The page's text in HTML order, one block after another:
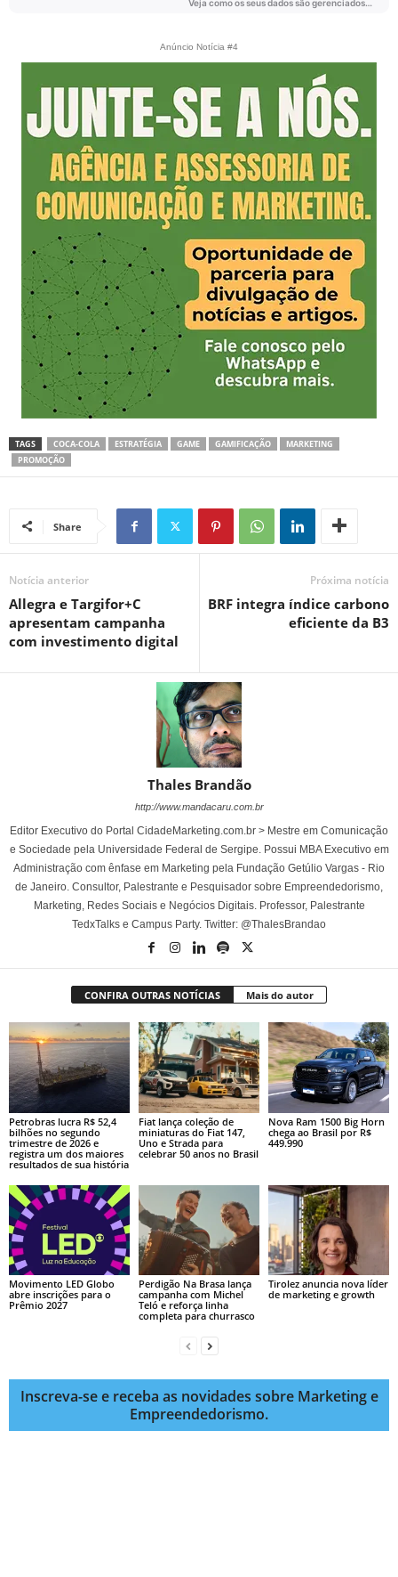
Anúncio Notícia #4
TAGS COCA-COLA ESTRATÉGIA GAME GAMIFICAÇÃO
MARKETING
PROMOÇÃO
Share
Notícia anterior
Allegra e Targifor+C
apresentam campanha
com investimento digital
Próxima notícia
BRF integra índice carbono
eficiente da B3
Thales Brandão
http://www.mandacaru.com.br
Editor Executivo do Portal CidadeMarketing.com.br > Mestre em Comunicação
e Sociedade pela Universidade Federal de Sergipe. Possui MBA Executivo em
Administração com ênfase em Marketing pela Fundação Getúlio Vargas - Rio
de Janeiro. Consultor, Palestrante e Pesquisador sobre Empreendedorismo,
Marketing, Redes Sociais e Negócios Digitais. Professor, Palestrante
TedxTalks e Campus Party. Twitter: @ThalesBrandao
CONFIRA OUTRAS NOTÍCIAS Mais do autor
Petrobras lucra R$ 52,4
bilhões no segundo
trimestre de 2026 e
registra um dos maiores
resultados de sua história
Fiat lança coleção de
miniaturas do Fiat 147,
Uno e Strada para
celebrar 50 anos no Brasil
Nova Ram 1500 Big Horn
chega ao Brasil por R$
449.990
Movimento LED Globo
abre inscrições para o
Prêmio 2027
Perdigão Na Brasa lança
campanha com Michel
Teló e reforça linha
completa para churrasco
Tirolez anuncia nova líder
de marketing e growth
Inscreva-se e receba as novidades sobre Marketing e
Empreendedorismo.